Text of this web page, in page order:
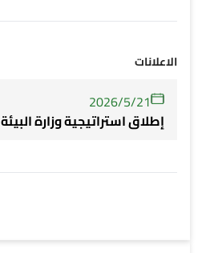
الاعلانات
21‏‏/5‏‏/2026
إطلاق استراتيجية وزارة البيئة 2026–2029